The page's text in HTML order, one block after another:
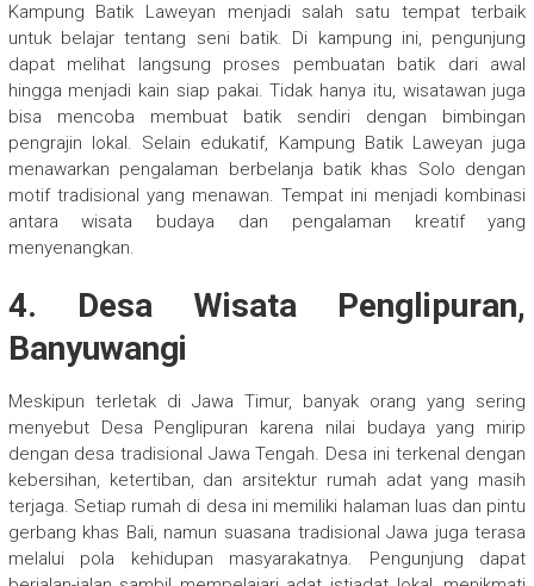
Kampung Batik Laweyan menjadi salah satu tempat terbaik
untuk belajar tentang seni batik. Di kampung ini, pengunjung
dapat melihat langsung proses pembuatan batik dari awal
hingga menjadi kain siap pakai. Tidak hanya itu, wisatawan juga
bisa mencoba membuat batik sendiri dengan bimbingan
pengrajin lokal. Selain edukatif, Kampung Batik Laweyan juga
menawarkan pengalaman berbelanja batik khas Solo dengan
motif tradisional yang menawan. Tempat ini menjadi kombinasi
antara wisata budaya dan pengalaman kreatif yang
menyenangkan.
4. Desa Wisata Penglipuran,
Banyuwangi
Meskipun terletak di Jawa Timur, banyak orang yang sering
menyebut Desa Penglipuran karena nilai budaya yang mirip
dengan desa tradisional Jawa Tengah. Desa ini terkenal dengan
kebersihan, ketertiban, dan arsitektur rumah adat yang masih
terjaga. Setiap rumah di desa ini memiliki halaman luas dan pintu
gerbang khas Bali, namun suasana tradisional Jawa juga terasa
melalui pola kehidupan masyarakatnya. Pengunjung dapat